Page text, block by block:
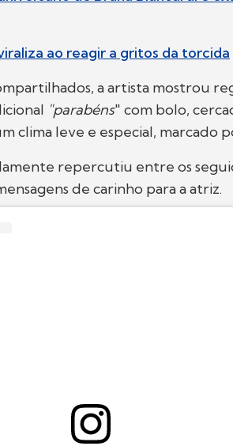
ao reagir a gritos da torcida
a artista mostrou
"parabéns" com bolo,
clima leve e especial, marcado
repercutiu entre os
de carinho para a atriz.